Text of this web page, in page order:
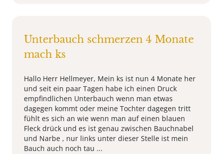
Unterbauch schmerzen 4 Monate
mach ks
Hallo Herr Hellmeyer, Mein ks ist nun 4 Monate her
und seit ein paar Tagen habe ich einen Druck
empfindlichen Unterbauch wenn man etwas
dagegen kommt oder meine Tochter dagegen tritt
fühlt es sich an wie wenn man auf einen blauen
Fleck drück und es ist genau zwischen Bauchnabel
und Narbe , nur links unter dieser Stelle ist mein
Bauch auch noch tau ...